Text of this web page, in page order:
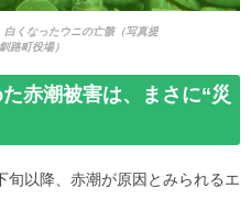
くなったウニの亡骸（写真提
路町役場）
赤潮被害は、まさに“災
以降、赤潮が原因とみられるエ